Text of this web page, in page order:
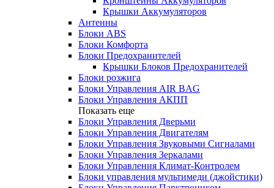
Крышки Аккумуляторов
Антенны
Блоки ABS
Блоки Комфорта
Блоки Предохранителей
Крышки Блоков Предохранителей
Блоки розжига
Блоки Управления AIR BAG
Блоки Управления АКПП
Показать еще
Блоки Управления Дверьми
Блоки Управления Двигателям
Блоки Управления Звуковыми Сигналами
Блоки Управления Зеркалами
Блоки Управления Климат-Контролем
Блоки управления мультимеди (джойстики)